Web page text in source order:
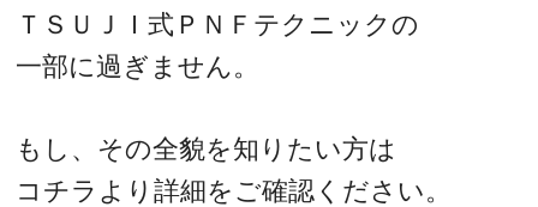
ＴＳＵＪＩ式ＰＮＦテクニックの
一部に過ぎません。
もし、その全貌を知りたい方は
コチラより詳細をご確認ください。